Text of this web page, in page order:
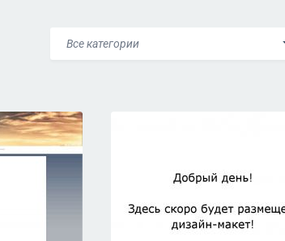
Все категории